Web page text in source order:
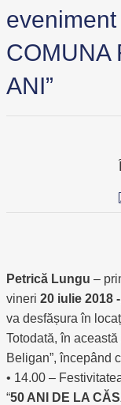
eveniment
COMUNA
ANI”
Petrică Lungu –
vineri 20 iulie 2018 -
va desfășura în
Totodată, în
Beligan”, începând
• 14.00 –
“50 ANI DE LA